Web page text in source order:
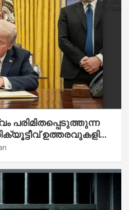
പരിമിതപ്പെടുത്തുന്ന
ഉത്തരവുകളിൽ